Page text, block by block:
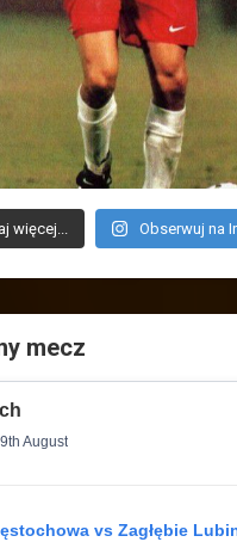
więcej... Obserwuj na
mecz
August
vs Zagłębie